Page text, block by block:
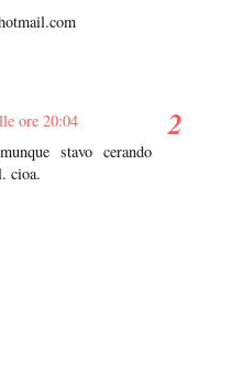
ore 20:04
stavo cerando
cioa.